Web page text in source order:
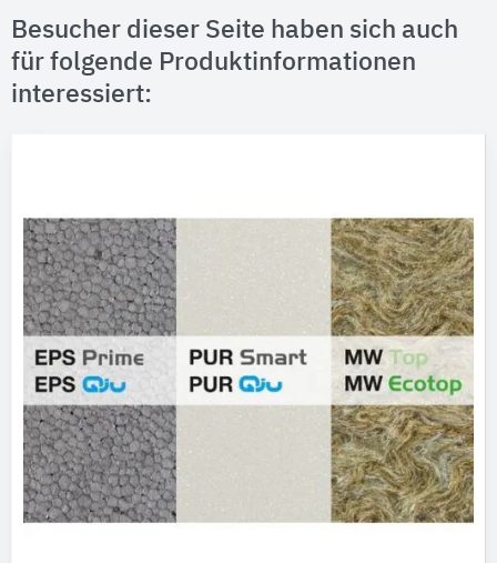
Besucher dieser Seite haben sich auch
für folgende Produktinformationen
interessiert: